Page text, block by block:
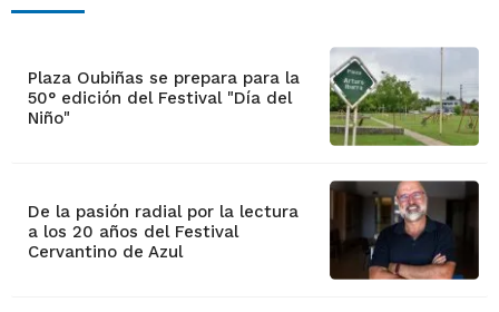
Plaza Oubiñas se prepara para la
50° edición del Festival "Día del
Niño"
De la pasión radial por la lectura
a los 20 años del Festival
Cervantino de Azul